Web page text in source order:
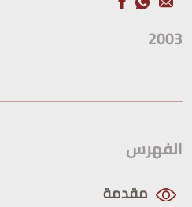
2003
الفهرس
مقدمة